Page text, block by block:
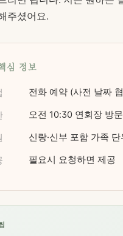
주셨어요.
심 정보
전화 예약 (사전 날짜
오전 10:30 연회장 방문
신랑·신부 포함 가족
필요시 요청하면 제공